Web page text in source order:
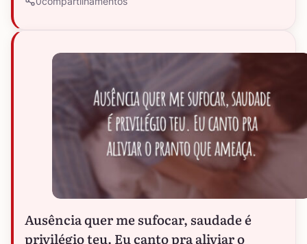
Ausência quer me sufocar, saudade é
privilégio teu. Eu canto pra aliviar o